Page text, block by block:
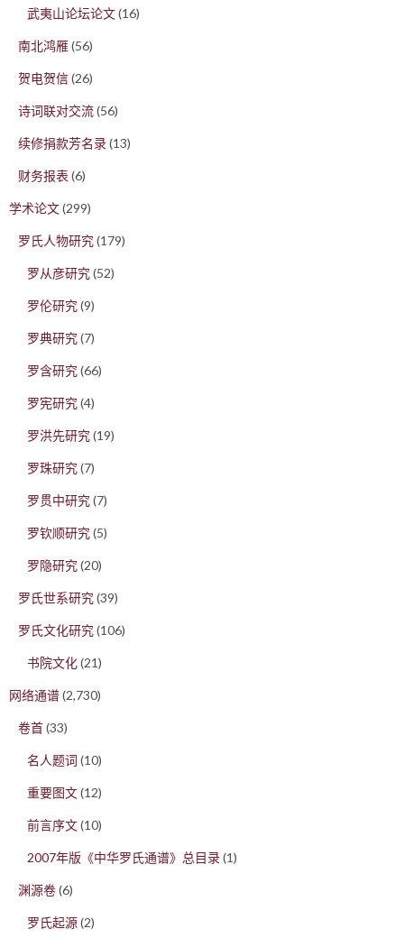
武夷山论坛论文(16)
南北鸿雁(56)
贺电贺信(26)
诗词联对交流(56)
续修捐款芳名录(13)
财务报表 (6)
学术论文(299)
罗氏人物研究(179)
罗从彦研究(52)
罗伦研究(9)
罗典研究(7)
罗含研究(66)
罗宪研究(4)
罗洪先研究(19)
罗珠研究(7)
罗贯中研究(7)
罗钦顺研究(5)
罗隐研究(20)
罗氏世系研究(39)
罗氏文化研究(106)
书院文化(21)
网络通谱(2,730)
卷首(33)
名人题词 (10)
重要图文(12)
前言序文(10)
2007年版《中华罗氏通谱》总目录(1)
渊源卷(6)
罗氏起源(2)